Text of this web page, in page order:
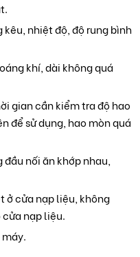
nhiệt độ, độ rung bình
khí, dài không quá
gian cần kiểm tra độ hao
để sử dụng, hao mòn quá
nối ăn khớp nhau,
ở cửa nạp liệu, không
nạp liệu.